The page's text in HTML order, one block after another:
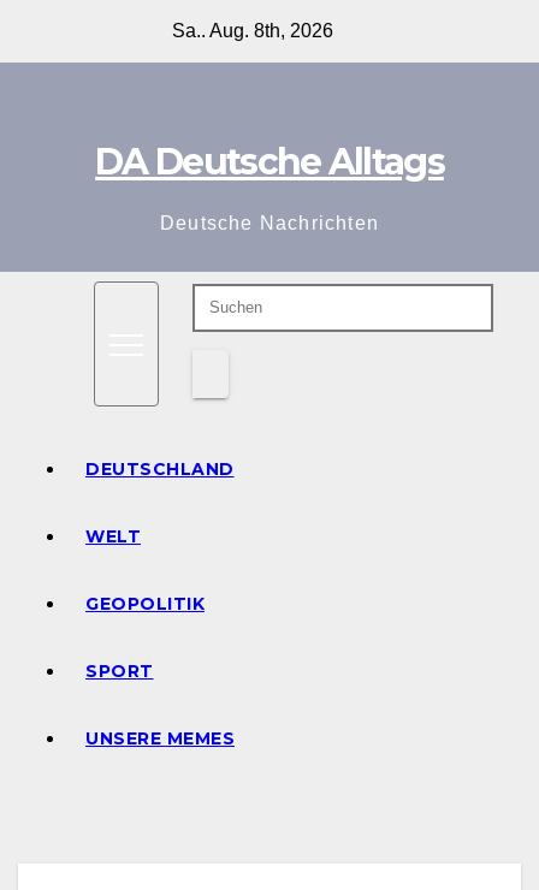
Sa.. Aug. 8th, 2026
DA Deutsche Alltags
Deutsche Nachrichten
DEUTSCHLAND
WELT
GEOPOLITIK
SPORT
UNSERE MEMES